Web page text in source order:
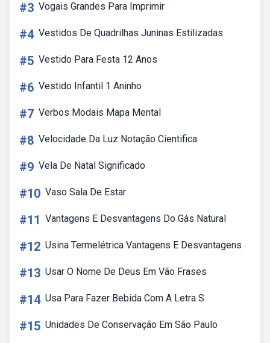
#3 Vogais Grandes Para Imprimir
#4 Vestidos De Quadrilhas Juninas Estilizadas
#5 Vestido Para Festa 12 Anos
#6 Vestido Infantil 1 Aninho
#7 Verbos Modais Mapa Mental
#8 Velocidade Da Luz Notação Cientifica
#9 Vela De Natal Significado
#10 Vaso Sala De Estar
#11 Vantagens E Desvantagens Do Gás Natural
#12 Usina Termelétrica Vantagens E Desvantagens
#13 Usar O Nome De Deus Em Vão Frases
#14 Usa Para Fazer Bebida Com A Letra S
#15 Unidades De Conservação Em São Paulo